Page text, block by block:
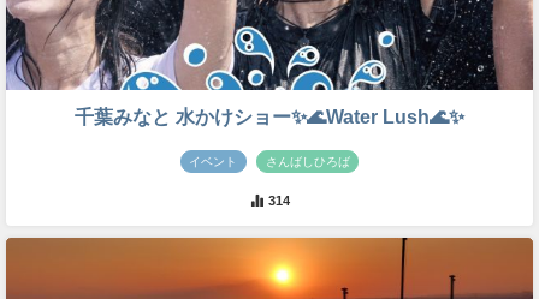
千葉みなと 水かけショー✨🌊Water Lush🌊✨
イベント さんばしひろば
314